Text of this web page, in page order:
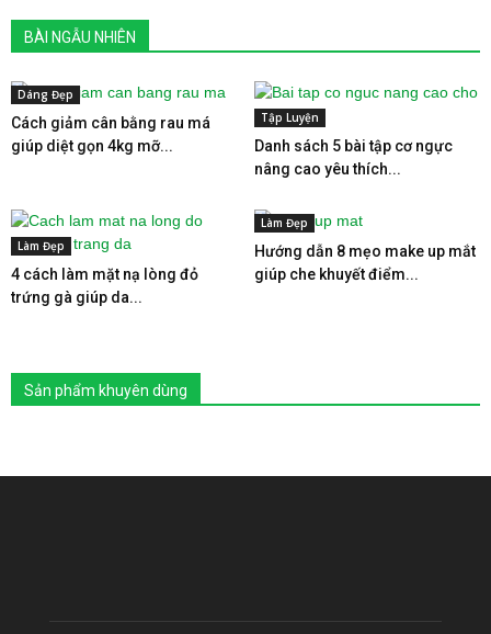
BÀI NGẪU NHIÊN
Dáng Đẹp
Cách giảm cân bằng rau má
giúp diệt gọn 4kg mỡ...
Tập Luyện
Danh sách 5 bài tập cơ ngực
nâng cao yêu thích...
Làm Đẹp
4 cách làm mặt nạ lòng đỏ
trứng gà giúp da...
Làm Đẹp
Hướng dẫn 8 mẹo make up mắt
giúp che khuyết điểm...
Sản phẩm khuyên dùng